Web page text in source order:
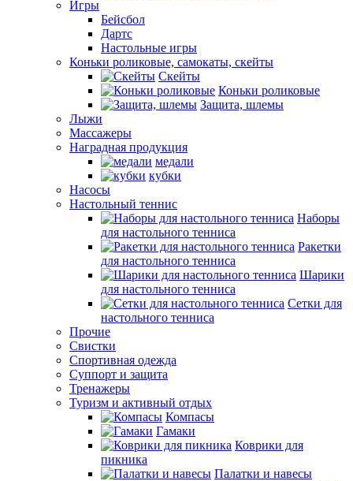
Игры
Бейсбол
Дартс
Настольные игры
Коньки роликовые, самокаты, скейты
Скейты
Коньки роликовые
Защита, шлемы
Лыжи
Массажеры
Наградная продукция
медали
кубки
Насосы
Настольный теннис
Наборы
для настольного тенниса
Ракетки
для настольного тенниса
Шарики
для настольного тенниса
Сетки для
настольного тенниса
Прочие
Свистки
Спортивная одежда
Суппорт и защита
Тренажеры
Туризм и активный отдых
Компасы
Гамаки
Коврики для
пикника
Палатки и навесы